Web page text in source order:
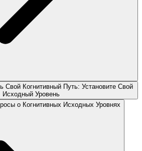
Свой Когнитивный Путь: Установите Свой
Исходный Уровень
о Когнитивных Исходных Уровнях